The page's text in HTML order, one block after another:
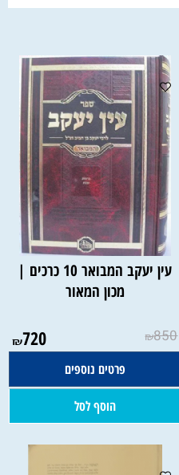
עין יעקב המבואר 10 כרכים |
מכון המאור
₪850
₪720
פרטים נוספים
הוסף לסל